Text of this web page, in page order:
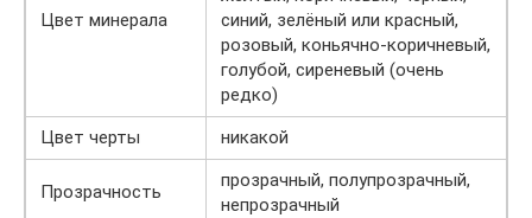
Цвет минерала
синий, зелёный или красный,
розовый, коньячно-коричневый,
голубой, сиреневый (очень
редко)
Цвет черты
никакой
Прозрачность
прозрачный, полупрозрачный,
непрозрачный